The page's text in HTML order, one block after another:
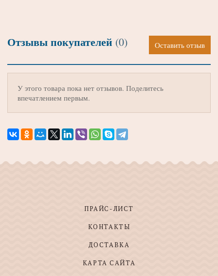
Отзывы покупателей (0) Оставить отзыв
У этого товара пока нет отзывов. Поделитесь
впечатлением первым.
ПРАЙС-ЛИСТ
КОНТАКТЫ
ДОСТАВКА
КАРТА САЙТА